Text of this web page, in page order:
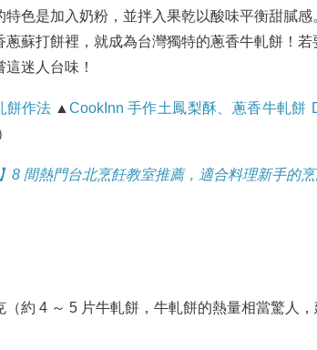
特色是加入奶粉，並拌入果乾以酸味平衡甜膩感
蘇打餅裡，就成為台灣獨特的蔥香牛軋餅！若
迷人台味！
▲ CookInn 手作土鳳梨酥、蔥香牛軋餅
8 間熱門台北烹飪教室推薦，適合料理新手的烹
（約 4 ～ 5 片牛軋餅，牛軋餅的熱量相當驚人